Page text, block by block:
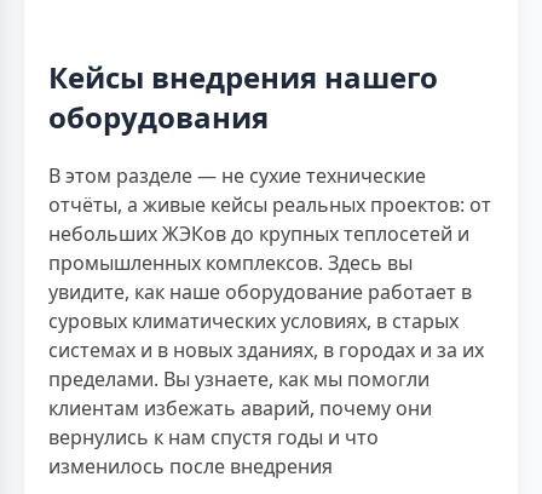
Кейсы внедрения нашего
оборудования
В этом разделе — не сухие технические
отчёты, а живые кейсы реальных проектов: от
небольших ЖЭКов до крупных теплосетей и
промышленных комплексов. Здесь вы
увидите, как наше оборудование работает в
суровых климатических условиях, в старых
системах и в новых зданиях, в городах и за их
пределами. Вы узнаете, как мы помогли
клиентам избежать аварий, почему они
вернулись к нам спустя годы и что
изменилось после внедрения